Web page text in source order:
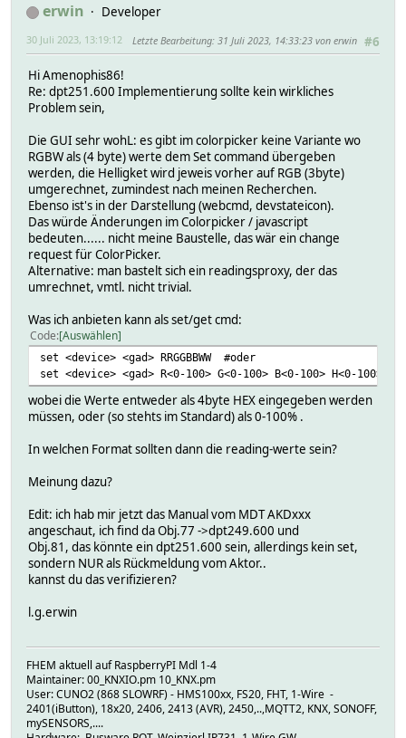
erwin
Developer
#6
30 Juli 2023, 13:19:12 Letzte Bearbeitung: 31 Juli 2023, 14:33:23 von erwin
Hi Amenophis86!
Re: dpt251.600 Implementierung sollte kein wirkliches
Problem sein,
Die GUI sehr wohL: es gibt im colorpicker keine Variante wo
RGBW als (4 byte) werte dem Set command übergeben
werden, die Helligket wird jeweis vorher auf RGB (3byte)
umgerechnet, zumindest nach meinen Recherchen.
Ebenso ist's in der Darstellung (webcmd, devstateicon).
Das würde Änderungen im Colorpicker / javascript
bedeuten...... nicht meine Baustelle, das wär ein change
request für ColorPicker.
Alternative: man bastelt sich ein readingsproxy, der das
umrechnet, vmtl. nicht trivial.
Was ich anbieten kann als set/get cmd:
Code Auswählen
set <device> <gad> RRGGBBWW #oder
set <device> <gad> R<0-100> G<0-100> B<0-100> H<0-100>
wobei die Werte entweder als 4byte HEX eingegeben werden
müssen, oder (so stehts im Standard) als 0-100% .
In welchen Format sollten dann die reading-werte sein?
Meinung dazu?
Edit: ich hab mir jetzt das Manual vom MDT AKDxxx
angeschaut, ich find da Obj.77 ->dpt249.600 und
Obj.81, das könnte ein dpt251.600 sein, allerdings kein set,
sondern NUR als Rückmeldung vom Aktor..
kannst du das verifizieren?
l.g.erwin
FHEM aktuell auf RaspberryPI Mdl 1-4
Maintainer: 00_KNXIO.pm 10_KNX.pm
User: CUNO2 (868 SLOWRF) - HMS100xx, FS20, FHT, 1-Wire -
2401(iButton), 18x20, 2406, 2413 (AVR), 2450,..,MQTT2, KNX, SONOFF,
mySENSORS,....